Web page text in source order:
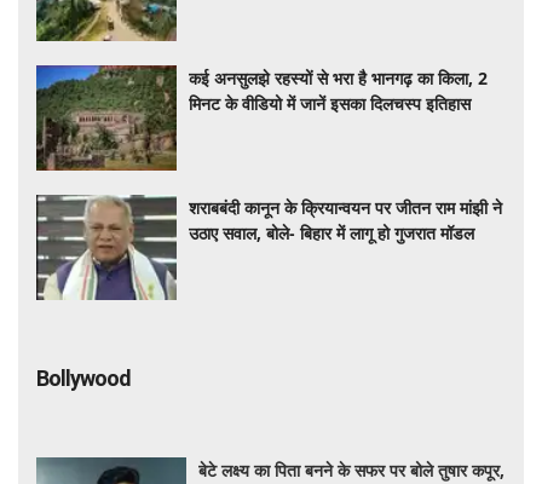
कई अनसुलझे रहस्यों से भरा है भानगढ़ का किला, 2
मिनट के वीडियो में जानें इसका दिलचस्प इतिहास
शराबबंदी कानून के क्रियान्वयन पर जीतन राम मांझी ने
उठाए सवाल, बोले- बिहार में लागू हो गुजरात मॉडल
Bollywood
बेटे लक्ष्य का पिता बनने के सफर पर बोले तुषार कपूर,